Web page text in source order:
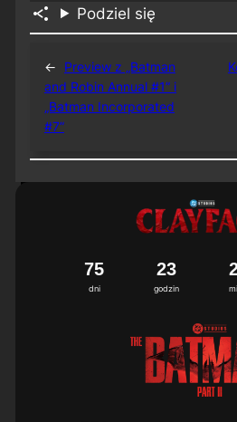
Podziel się
←
Preview z „Batman
and Robin Annual #1” i
„Batman Incorporated
#7”
dni
75
godzin
23